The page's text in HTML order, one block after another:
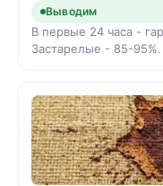
Выводим
В первые 24 часа -
Застарелые - 85-95%.